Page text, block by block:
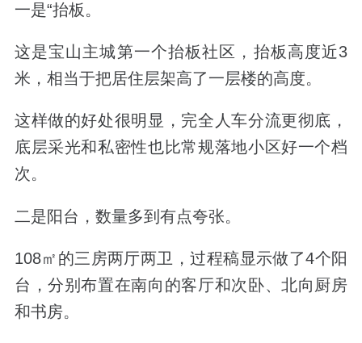
一是“抬板。
这是宝山主城第一个抬板社区，抬板高度近3
米，相当于把居住层架高了一层楼的高度。
这样做的好处很明显，完全人车分流更彻底，
底层采光和私密性也比常规落地小区好一个档
次。
二是阳台，数量多到有点夸张。
108㎡的三房两厅两卫，过程稿显示做了4个阳
台，分别布置在南向的客厅和次卧、北向厨房
和书房。